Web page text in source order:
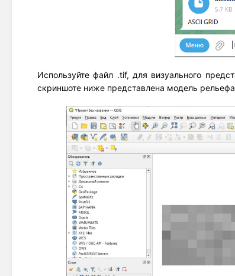
Используйте файл .tif, для визуального
скриншоте ниже представлена модель